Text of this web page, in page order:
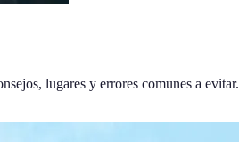
lugares y errores comunes a evitar.